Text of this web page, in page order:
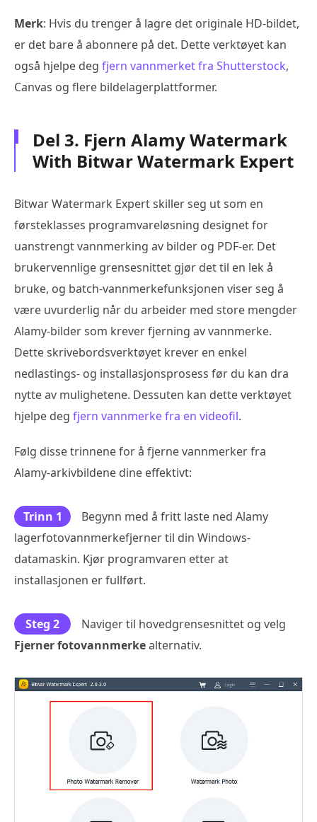
Merk: Hvis du trenger å lagre det originale HD-bildet,
er det bare å abonnere på det. Dette verktøyet kan
også hjelpe deg fjern vannmerket fra Shutterstock,
Canvas og flere bildelagerplattformer.
Del 3. Fjern Alamy Watermark
With Bitwar Watermark Expert
Bitwar Watermark Expert skiller seg ut som en
førsteklasses programvareløsning designet for
uanstrengt vannmerking av bilder og PDF-er. Det
brukervennlige grensesnittet gjør det til en lek å
bruke, og batch-vannmerkefunksjonen viser seg å
være uvurderlig når du arbeider med store mengder
Alamy-bilder som krever fjerning av vannmerke.
Dette skrivebordsverktøyet krever en enkel
nedlastings- og installasjonsprosess før du kan dra
nytte av mulighetene. Dessuten kan dette verktøyet
hjelpe deg fjern vannmerke fra en videofil.
Følg disse trinnene for å fjerne vannmerker fra
Alamy-arkivbildene dine effektivt:
Trinn 1
Begynn med å fritt laste ned Alamy
lagerfotovannmerkefjerner til din Windows-
datamaskin. Kjør programvaren etter at
installasjonen er fullført.
Steg 2
Naviger til hovedgrensesnittet og velg
Fjerner fotovannmerkealternativ.